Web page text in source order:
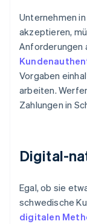
Unternehmen
akzeptieren,
Anforderungen
Vorgaben
arbeiten.
Zahlungen in
Digital-
Egal, ob sie
schwedische
digitalen